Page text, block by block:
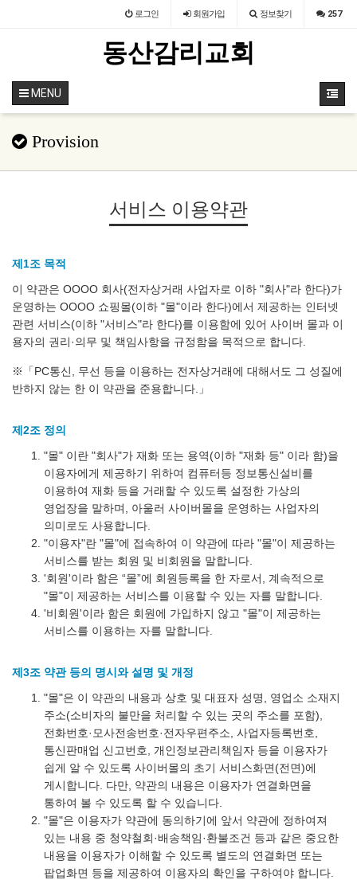
로그인 회원가입 정보찾기 257
동산감리교회
MENU
Provision
서비스 이용약관
제1조 목적
이 약관은 OOOO 회사(전자상거래 사업자로 이하 "회사"라 한다)가
운영하는 OOOO 쇼핑몰(이하 "몰"이라 한다)에서 제공하는 인터넷
관련 서비스(이하 "서비스"라 한다)를 이용함에 있어 사이버 몰과 이
용자의 권리·의무 및 책임사항을 규정함을 목적으로 합니다.
※「PC통신, 무선 등을 이용하는 전자상거래에 대해서도 그 성질에
반하지 않는 한 이 약관을 준용합니다.」
제2조 정의
"몰" 이란 "회사"가 재화 또는 용역(이하 "재화 등" 이라 함)을
이용자에게 제공하기 위하여 컴퓨터등 정보통신설비를
이용하여 재화 등을 거래할 수 있도록 설정한 가상의
영업장을 말하며, 아울러 사이버몰을 운영하는 사업자의
의미로도 사용합니다.
"이용자"란 "몰"에 접속하여 이 약관에 따라 "몰"이 제공하는
서비스를 받는 회원 및 비회원을 말합니다.
'회원'이라 함은 “몰”에 회원등록을 한 자로서, 계속적으로
"몰"이 제공하는 서비스를 이용할 수 있는 자를 말합니다.
'비회원'이라 함은 회원에 가입하지 않고 "몰"이 제공하는
서비스를 이용하는 자를 말합니다.
제3조 약관 등의 명시와 설명 및 개정
"몰"은 이 약관의 내용과 상호 및 대표자 성명, 영업소 소재지
주소(소비자의 불만을 처리할 수 있는 곳의 주소를 포함),
전화번호·모사전송번호·전자우편주소, 사업자등록번호,
통신판매업 신고번호, 개인정보관리책임자 등을 이용자가
쉽게 알 수 있도록 사이버몰의 초기 서비스화면(전면)에
게시합니다. 다만, 약관의 내용은 이용자가 연결화면을
통하여 볼 수 있도록 할 수 있습니다.
"몰"은 이용자가 약관에 동의하기에 앞서 약관에 정하여져
있는 내용 중 청약철회·배송책임·환불조건 등과 같은 중요한
내용을 이용자가 이해할 수 있도록 별도의 연결화면 또는
팝업화면 등을 제공하여 이용자의 확인을 구하여야 합니다.